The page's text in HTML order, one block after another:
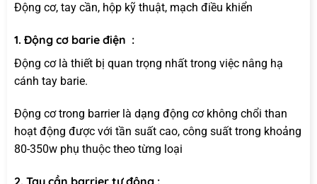
Động cơ, tay cần, hộp kỹ thuật, mạch điều khiển
1. Động cơ barie điện :
Động cơ là thiết bị quan trọng nhất trong việc nâng hạ
cánh tay barie.
Động cơ trong barrier là dạng động cơ không chổi than
hoạt động được với tần suất cao, công suất trong khoảng
80-350w phụ thuộc theo từng loại
2. Tay cần barrier tự động :